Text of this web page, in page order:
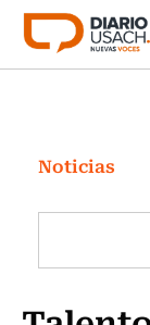
Click acá para
Investigación
Cultura
Programas
Noticias